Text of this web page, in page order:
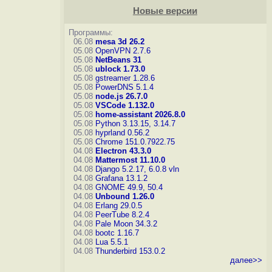
Новые версии
Программы:
06.08 mesa 3d 26.2
05.08 OpenVPN 2.7.6
05.08 NetBeans 31
05.08 ublock 1.73.0
05.08 gstreamer 1.28.6
05.08 PowerDNS 5.1.4
05.08 node.js 26.7.0
05.08 VSCode 1.132.0
05.08 home-assistant 2026.8.0
05.08 Python 3.13.15, 3.14.7
05.08 hyprland 0.56.2
05.08 Chrome 151.0.7922.75
04.08 Electron 43.3.0
04.08 Mattermost 11.10.0
04.08 Django 5.2.17, 6.0.8 vln
04.08 Grafana 13.1.2
04.08 GNOME 49.9, 50.4
04.08 Unbound 1.26.0
04.08 Erlang 29.0.5
04.08 PeerTube 8.2.4
04.08 Pale Moon 34.3.2
04.08 bootc 1.16.7
04.08 Lua 5.5.1
04.08 Thunderbird 153.0.2
далее>>